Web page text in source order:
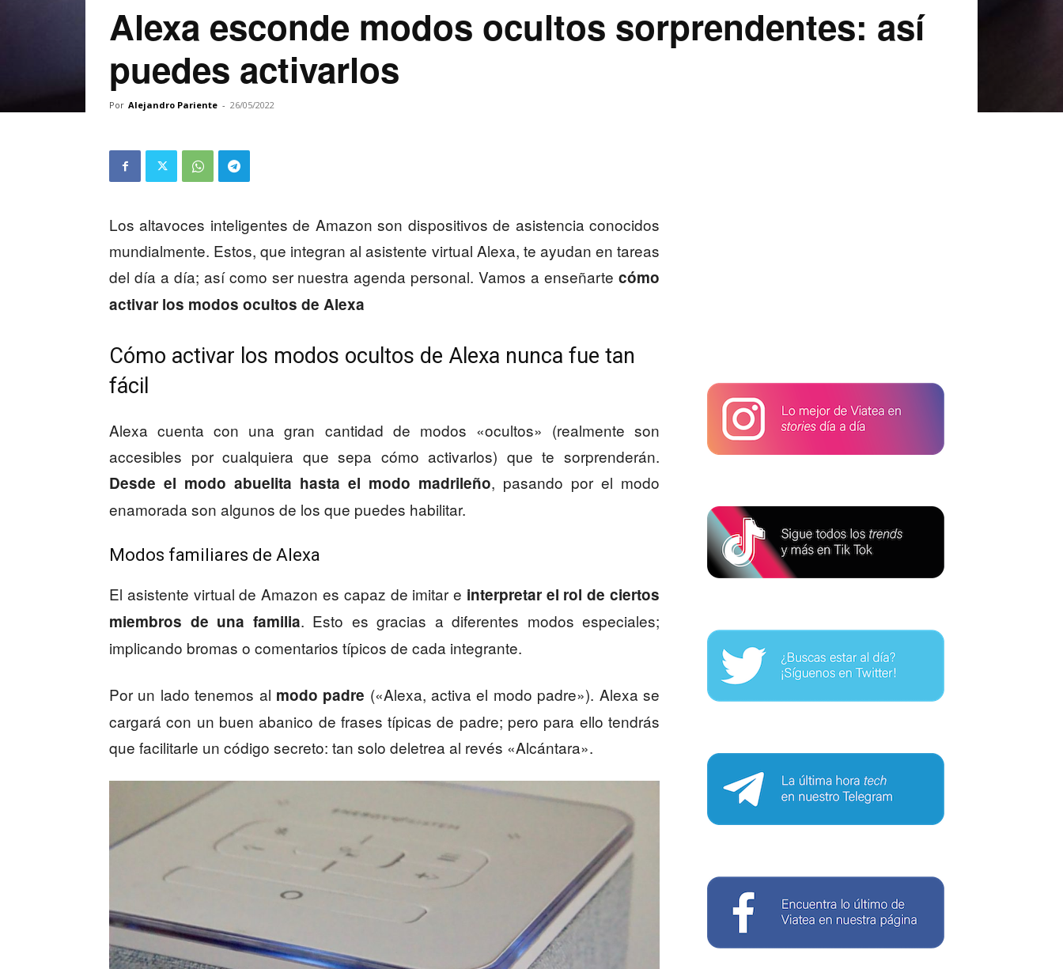
Alexa esconde modos ocultos sorprendentes: así
puedes activarlos
Por Alejandro Pariente - 26/05/2022
Los altavoces inteligentes de Amazon son dispositivos de asistencia conocidos
mundialmente. Estos, que integran al asistente virtual Alexa, te ayudan en tareas
del día a día; así como ser nuestra agenda personal. Vamos a enseñarte cómo
activar los modos ocultos de Alexa
Cómo activar los modos ocultos de Alexa nunca fue tan
fácil
Alexa cuenta con una gran cantidad de modos «ocultos» (realmente son
accesibles por cualquiera que sepa cómo activarlos) que te sorprenderán.
Desde el modo abuelita hasta el modo madrileño, pasando por el modo
enamorada son algunos de los que puedes habilitar.
Modos familiares de Alexa
El asistente virtual de Amazon es capaz de imitar e interpretar el rol de ciertos
miembros de una familia. Esto es gracias a diferentes modos especiales;
implicando bromas o comentarios típicos de cada integrante.
Por un lado tenemos al modo padre («Alexa, activa el modo padre»). Alexa se
cargará con un buen abanico de frases típicas de padre; pero para ello tendrás
que facilitarle un código secreto: tan solo deletrea al revés «Alcántara».